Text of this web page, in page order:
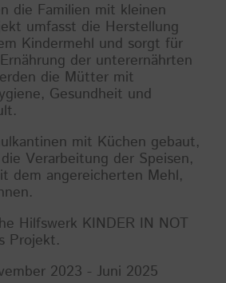
die Familien mit kleinen
umfasst die Herstellung
Kindermehl und sorgt für
der unterernährten
die Mütter mit
Gesundheit und
mit Küchen gebaut,
Verarbeitung der Speisen,
dem angereicherten Mehl,
Hilfswerk KINDER IN NOT
Projekt.
2023 - Juni 2025